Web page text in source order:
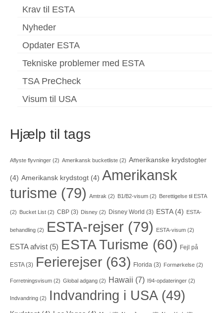
Krav til ESTA
Nyheder
Opdater ESTA
Tekniske problemer med ESTA
TSA PreCheck
Visum til USA
Hjælp til tags
Aflyste flyvninger (2) Amerikansk bucketliste (2) Amerikanske krydstogter
(4) Amerikansk krydstogt (4) Amerikansk
turisme (79) Amtrak (2) B1/B2-visum (2) Berettigelse til ESTA
(2) Bucket List (2) CBP (3) Disney (2) Disney World (3) ESTA(4) ESTA-
behandling (2) ESTA-rejser (79) ESTA-visum (2)
ESTA afvist (5) ESTA Turisme (60) Fejl på
ESTA(3) Ferierejser (63) Florida (3) Formørkelse (2)
Forretningsvisum (2) Global adgang (2) Hawaii (7) I94-opdateringer (2)
Indvandring (2) Indvandring i USA(49)